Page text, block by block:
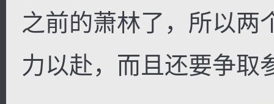
之前的萧林了，所以两
力以赴，而且还要争取